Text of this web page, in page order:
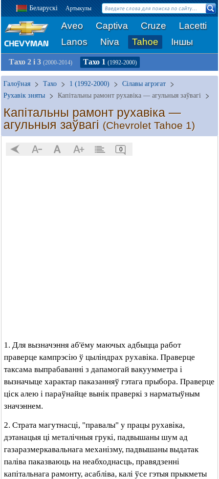
Беларускі Артыкулы
Aveo Captiva Cruze
Lacetti
Lanos
Niva Tahoe Іншы
Тахо 2 і 3 (2000-2014) Тахо 1 (1992-2000)
Галоўная Тахо 1 (1992-2000)
Сілавы агрэгат
Рухавік зняты
Капітальны рамонт рухавіка — агульныя заўвагі
Капітальны рамонт рухавіка —
агульныя заўвагі (Chevrolet Tahoe 1)
0
1. Для вызначэння аб'ёму маючых адбыцца работ
праверце кампрэсію ў цыліндрах рухавіка. Праверце
таксама выпрабаванні з дапамогай вакуумметра і
вызначыце характар паказанняў гэтага прыбора. Праверце
ціск алею і параўнайце вынік праверкі з нарматыўным
значэннем.
2. Страта магутнасці, "правалы" у працы рухавіка,
дэтанацыя ці металічныя грукі, падвышаны шум ад
газаразмеркавальнага механізму, падвышаны выдатак
паліва паказваюць на неабходнасць, правядзенні
капітальнага рамонту, асабліва, калі ўсе гэтыя прыкметы